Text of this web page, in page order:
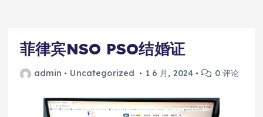
菲律宾NSO PSO结婚证
admin Uncategorized 1 6 月, 2024 0 评论